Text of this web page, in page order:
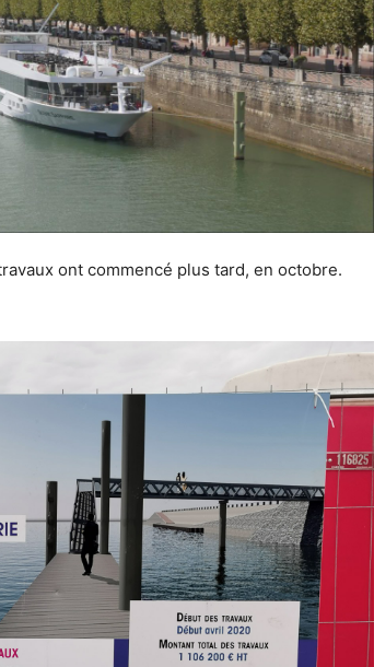
ont commencé plus tard, en octobre.